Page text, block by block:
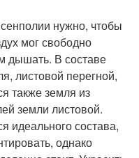
нужно, чтобы
мог свободно
дышать. В составе
листовой перегной,
также земля из
земли листовой.
идеального состава,
однако